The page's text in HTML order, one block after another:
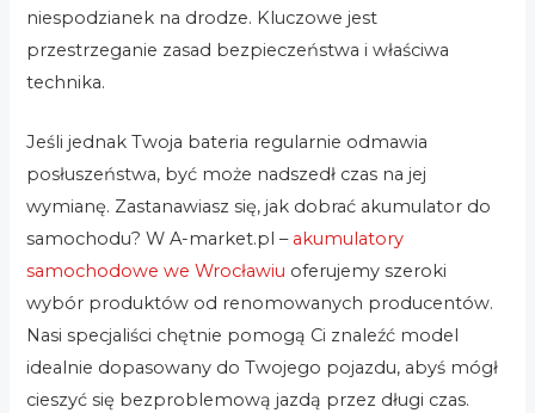
niespodzianek na drodze. Kluczowe jest
przestrzeganie zasad bezpieczeństwa i właściwa
technika.
Jeśli jednak Twoja bateria regularnie odmawia
posłuszeństwa, być może nadszedł czas na jej
wymianę. Zastanawiasz się, jak dobrać akumulator do
samochodu? W A-market.pl – akumulatory
samochodowe we Wrocławiu oferujemy szeroki
wybór produktów od renomowanych producentów.
Nasi specjaliści chętnie pomogą Ci znaleźć model
idealnie dopasowany do Twojego pojazdu, abyś mógł
cieszyć się bezproblemową jazdą przez długi czas.